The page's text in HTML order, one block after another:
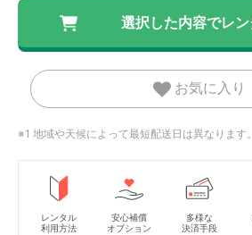
お気に入り
※1 地域や天候によって最短配送日は異なります。
レンタル
利用方法
安心補償
オプション
多様な
決済手段